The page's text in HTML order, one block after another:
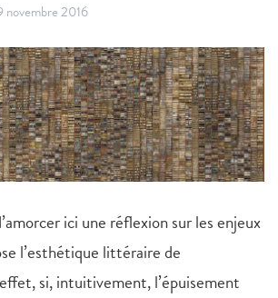
novembre 2016
ici une réflexion sur les enjeux
l’esthétique littéraire de
si, intuitivement, l’épuisement